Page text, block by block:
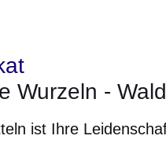
Wurzeln -
ist Ihre